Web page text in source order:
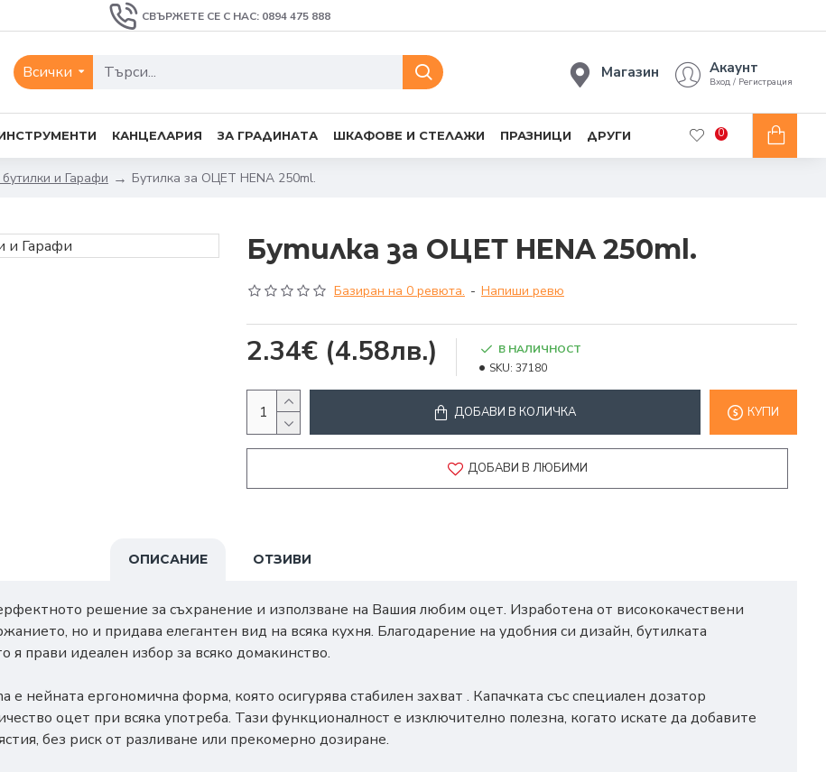
СВЪРЖЕТЕ СЕ С НАС: 0894 475 888
Всички Магазин Акаунт
Вход / Регистрация
КАНЦЕЛАРИЯ ЗА ГРАДИНАТА ШКАФОВЕ И СТЕЛАЖИ ПРАЗНИЦИ ДРУГИ 0
и Гарафи Бутилка за ОЦЕТ HENA 250ml.
Бутилка за ОЦЕТ HENA 250ml.
Базиран на 0 ревюта. - Напиши ревю
2.34€ (4.58лв.)
В НАЛИЧНОСТ
SKU: 37180
ДОБАВИ В КОЛИЧКА КУПИ
ДОБАВИ В ЛЮБИМИ
ОПИСАНИЕ ОТЗИВИ
решение за съхранение и използване на Вашия любим оцет. Изработена от висококачествени
но и придава елегантен вид на всяка кухня. Благодарение на удобния си дизайн, бутилката
я прави идеален избор за всяко домакинство.
нейната ергономична форма, която осигурява стабилен захват . Капачката със специален дозатор
оцет при всяка употреба. Тази функционалност е изключително полезна, когато искате да добавите
без риск от разливане или прекомерно дозиране.